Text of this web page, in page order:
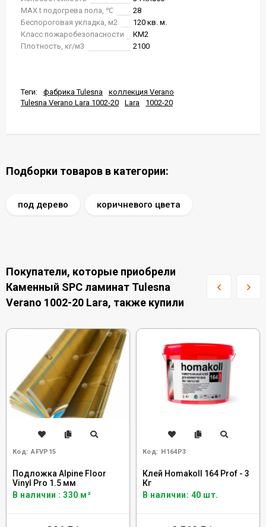
MAX t подогрева пола, ℃
28
Беспороговая укладка, м2
120 кв. м.
Класс пожаробезопасности
КМ2
Плотность, кг/м3
2100
Теги: фабрика Tulesna
коллекция Verano
Tulesna Verano Lara 1002-20
Lara 1002-20
Подборки товаров в категории:
под дерево коричневого цвета
Покупатели, которые приобрели
Каменный SPC ламинат Tulesna
Verano 1002-20 Lara, также купили
Код: AFVP15
Подложка Alpine Floor
Vinyl Pro 1.5 мм
В наличии : 330 м²
Код: H164P3
Клей Homakoll 164 Prof - 3
Кг
В наличии: 40 шт.